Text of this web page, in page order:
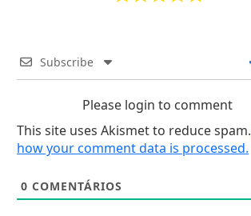
Subscribe
Please login to comment
This site uses Akismet to reduce spam.
how your comment data is processed.
0 COMENTÁRIOS